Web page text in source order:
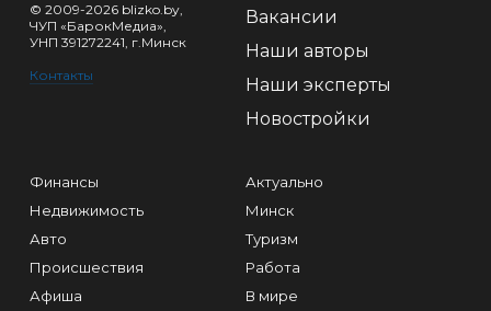
© 2009-2026 blizko.by,
ЧУП «БарокМедиа»,
УНП 391272241, г.Минск
Контакты
Вакансии
Наши авторы
Наши эксперты
Новостройки
Финансы
Недвижимость
Авто
Происшествия
Афиша
Актуально
Минск
Туризм
Работа
В мире